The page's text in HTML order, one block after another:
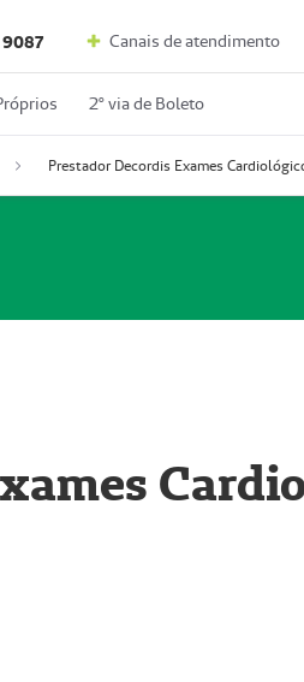
Canais de atendimento
2º via de Boleto